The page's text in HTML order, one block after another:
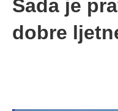
Sada je
dobre